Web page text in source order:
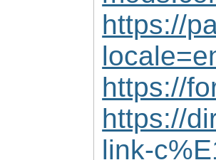
https://
https://
https://
link-